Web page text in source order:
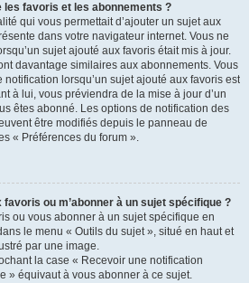
favoris et les abonnements ?
qui vous permettait d’ajouter un sujet aux
dans votre navigateur internet. Vous ne
sujet ajouté aux favoris était mis à jour.
davantage similaires aux abonnements. Vous
lorsqu’un sujet ajouté aux favoris est
à lui, vous préviendra de la mise à jour d’un
êtes abonné. Les options de notification des
être modifiés depuis le panneau de
« Préférences du forum ».
ou m’abonner à un sujet spécifique ?
ou vous abonner à un sujet spécifique en
le menu « Outils du sujet », situé en haut et
par une image.
la case « Recevoir une notification
» équivaut à vous abonner à ce sujet.